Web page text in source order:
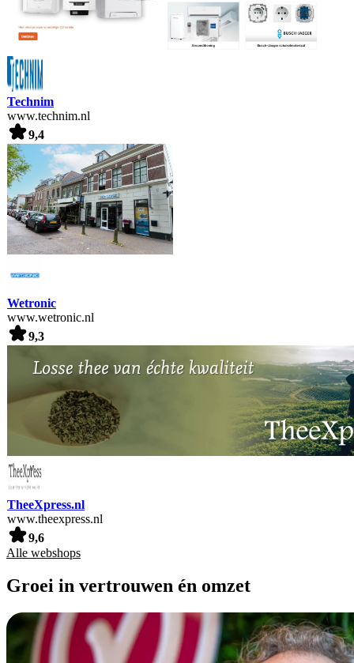
Technim
www.technim.nl
9,4
Wetronic
www.wetronic.nl
9,3
TheeXpress.nl
www.theexpress.nl
9,6
Alle webshops
Groei in vertrouwen én omzet